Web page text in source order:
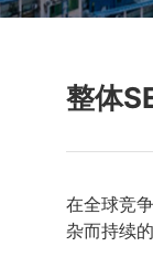
整体
在全球竞
杂而持续